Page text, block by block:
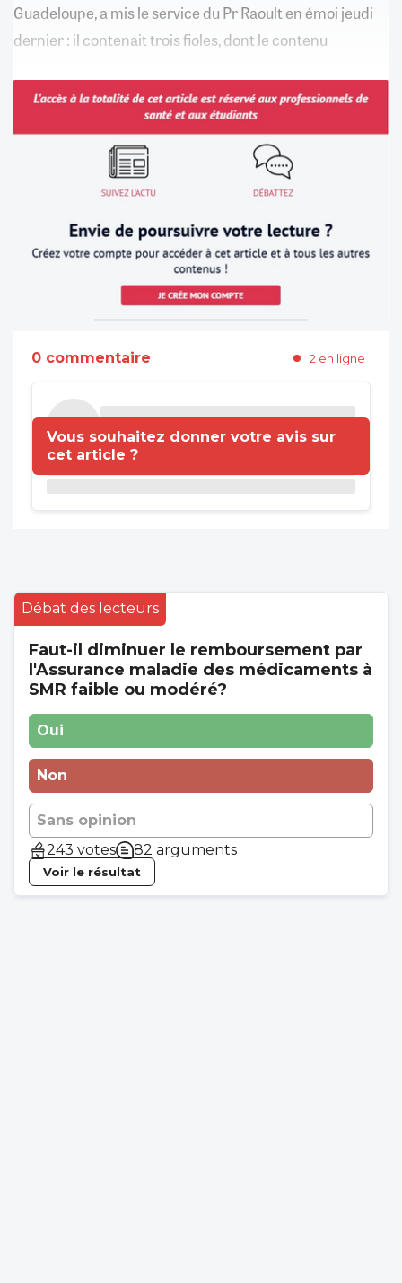
Guadeloupe, a mis le service du Pr Raoult en émoi jeudi
dernier : il contenait trois fioles, dont le contenu
0 commentaire 2 en ligne
Vous souhaitez donner votre avis sur
cet article ?
Débat des lecteurs
Faut-il diminuer le remboursement par
l'Assurance maladie des médicaments à
SMR faible ou modéré?
Oui
Non
Sans opinion
243 votes
82 arguments
Voir le résultat